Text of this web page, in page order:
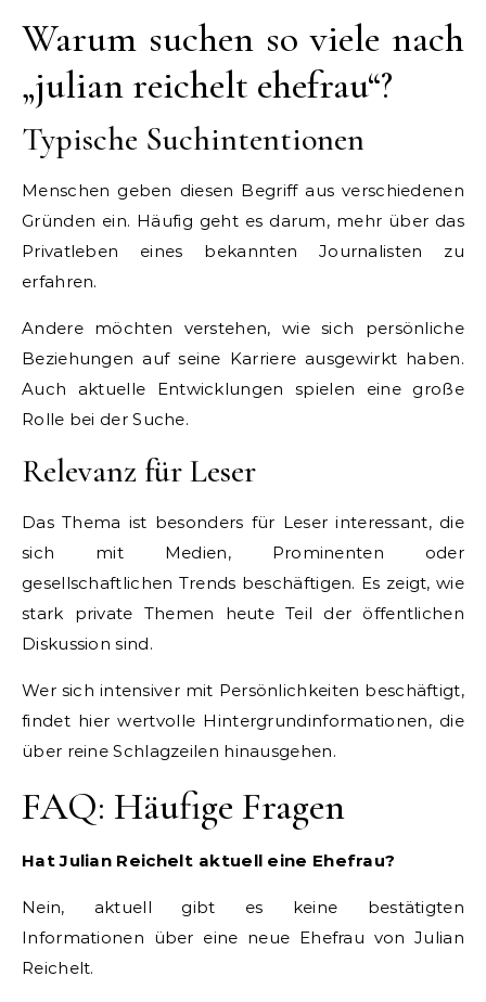
Warum suchen so viele nach
„julian reichelt ehefrau“?
Typische Suchintentionen
Menschen geben diesen Begriff aus verschiedenen
Gründen ein. Häufig geht es darum, mehr über das
Privatleben eines bekannten Journalisten zu
erfahren.
Andere möchten verstehen, wie sich persönliche
Beziehungen auf seine Karriere ausgewirkt haben.
Auch aktuelle Entwicklungen spielen eine große
Rolle bei der Suche.
Relevanz für Leser
Das Thema ist besonders für Leser interessant, die
sich mit Medien, Prominenten oder
gesellschaftlichen Trends beschäftigen. Es zeigt, wie
stark private Themen heute Teil der öffentlichen
Diskussion sind.
Wer sich intensiver mit Persönlichkeiten beschäftigt,
findet hier wertvolle Hintergrundinformationen, die
über reine Schlagzeilen hinausgehen.
FAQ: Häufige Fragen
Hat Julian Reichelt aktuell eine Ehefrau?
Nein, aktuell gibt es keine bestätigten
Informationen über eine neue Ehefrau von Julian
Reichelt.